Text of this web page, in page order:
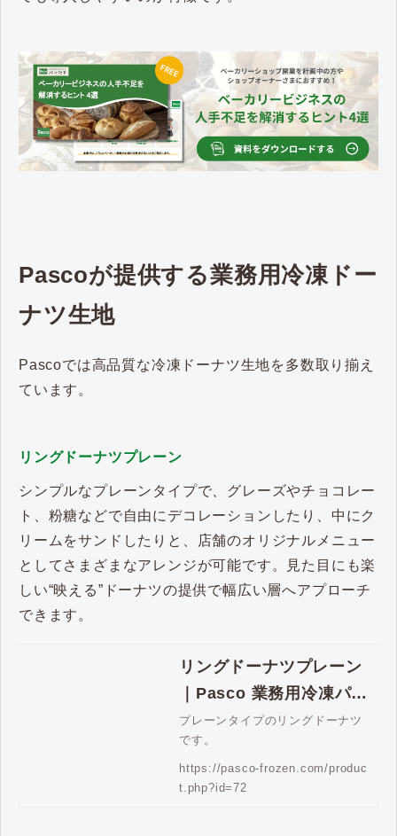
Pascoが提供する業務用冷凍ドー
ナツ生地
Pascoでは高品質な冷凍ドーナツ生地を多数取り揃え
ています。
リングドーナツプレーン
シンプルなプレーンタイプで、グレーズやチョコレー
ト、粉糖などで自由にデコレーションしたり、中にク
リームをサンドしたりと、店舗のオリジナルメニュー
としてさまざまなアレンジが可能です。見た目にも楽
しい“映える”ドーナツの提供で幅広い層へアプローチ
できます。
リングドーナツプレーン
｜Pasco 業務用冷凍パン
生地通販 | Pasco 業務用
冷凍パン生地通販
プレーンタイプのリングドーナツ
です。
https://pasco-frozen.com/produc
t.php?id=72